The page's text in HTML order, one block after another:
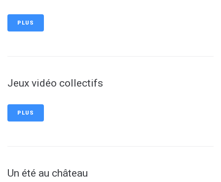
PLUS
Jeux vidéo collectifs
PLUS
Un été au château